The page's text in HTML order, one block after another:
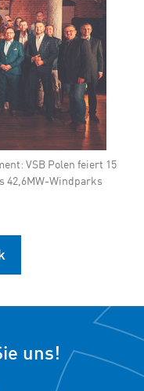
VSB Polen feiert 15
42,6MW-Windparks
uns!